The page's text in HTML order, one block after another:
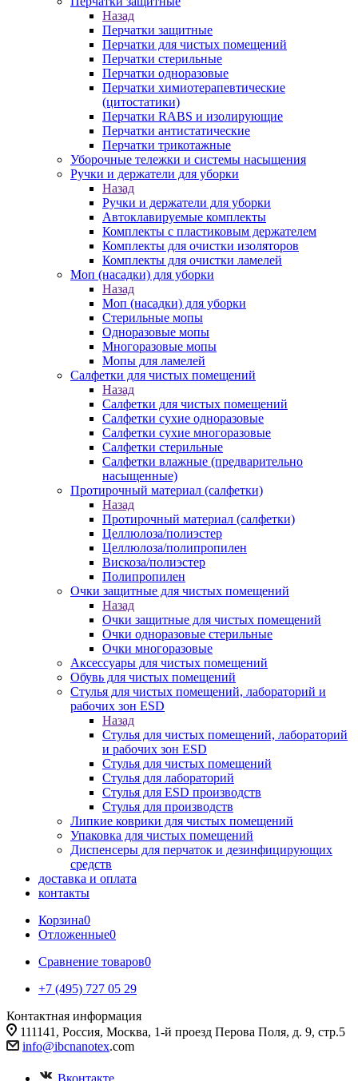
Назад
Перчатки защитные
Перчатки для чистых помещений
Перчатки стерильные
Перчатки одноразовые
Перчатки химиотерапевтические
(цитостатики)
Перчатки RABS и изолирующие
Перчатки антистатические
Перчатки трикотажные
Уборочные тележки и системы насыщения
Ручки и держатели для уборки
Назад
Ручки и держатели для уборки
Автоклавируемые комплекты
Комплекты с пластиковым держателем
Комплекты для очистки изоляторов
Комплекты для очистки ламелей
Моп (насадки) для уборки
Назад
Моп (насадки) для уборки
Стерильные мопы
Одноразовые мопы
Многоразовые мопы
Мопы для ламелей
Салфетки для чистых помещений
Назад
Салфетки для чистых помещений
Салфетки сухие одноразовые
Салфетки сухие многоразовые
Салфетки стерильные
Салфетки влажные (предварительно
насыщенные)
Протирочный материал (салфетки)
Назад
Протирочный материал (салфетки)
Целлюлоза/полиэстер
Целлюлоза/полипропилен
Вискоза/полиэстер
Полипропилен
Очки защитные для чистых помещений
Назад
Очки защитные для чистых помещений
Очки одноразовые стерильные
Очки многоразовые
Аксессуары для чистых помещений
Обувь для чистых помещений
Стулья для чистых помещений, лабораторий и
рабочих зон ESD
Назад
Стулья для чистых помещений, лабораторий
и рабочих зон ESD
Стулья для чистых помещений
Стулья для лабораторий
Стулья для ESD производств
Стулья для производств
Липкие коврики для чистых помещений
Упаковка для чистых помещений
Диспенсеры для перчаток и дезинфицирующих
средств
доставка и оплата
контакты
Корзина0
Отложенные0
Сравнение товаров0
+7 (495) 727 05 29
Контактная информация
111141, Россия, Москва, 1-й проезд Перова Поля, д. 9, стр.5
info@ibcnanotex.com
Вконтакте